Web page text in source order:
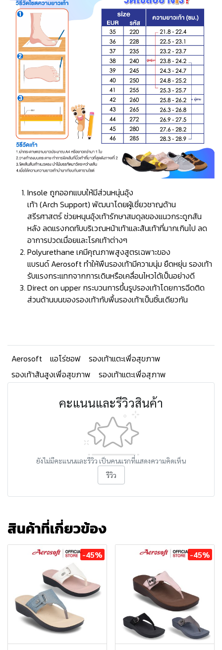
Insole ถูกออกแบบให้มีส่วนหนุ่นอุ้ง
เท้า (Arch Support) พัฒนาโดยผู้เชี่ยวชาญด้าน
สรีรศาสตร์ ช่วยหนุนอุ้งเท้ารักษาสมดุลของแนวกระดูกสัน
หลัง ลดแรงกดทับบริเวณหน้าเท้าและส้นเท้าที่มากเกินไป ลด
อาการปวดเมื่อยและโรคเท้าต่างๆ
Polyurethane เคมีคุณภาพสูงสูตรเฉพาะของ
แบรนด์ Aerosoft ทำให้พืนรองเท้ามีความนุ่ม ยืดหยุ่น รองเท้า
รับแรงกระแทกจากการเดินหรือเคลื่อนไหวได้เป็นอย่างดี
Direct on upper กระบวนการขึ้นรูปรองเท้าโดยการฉีดติด
ส่วนด้านบนของรองเท้ากับพื้นรองเท้าเป็นชิ้นเดียวกัน
Aerosoft แอโร่ซอฟ
รองเท้าแตะเพื่อสุขภาพ
รองเท้าส้นสูงเพื่อสุขภาพ
รองเท้าแตะเพื่อสุภาพ
คะแนนและรีวิวสินค้า
ยังไม่มีคะแนนและรีวิว เป็นคนแรกที่แสดงความคิดเห็น
รีวิว
สินค้าที่เกี่ยวข้อง
-45% -45%